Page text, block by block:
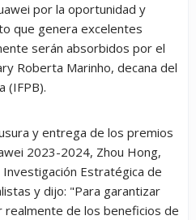
por la oportunidad y
que genera excelentes
serán absorbidos por el
Roberta Marinho, decana del
(IFPB).
y entrega de los premios
2023-2024, Zhou Hong,
Estratégica de
y dijo: "Para garantizar
de los beneficios de